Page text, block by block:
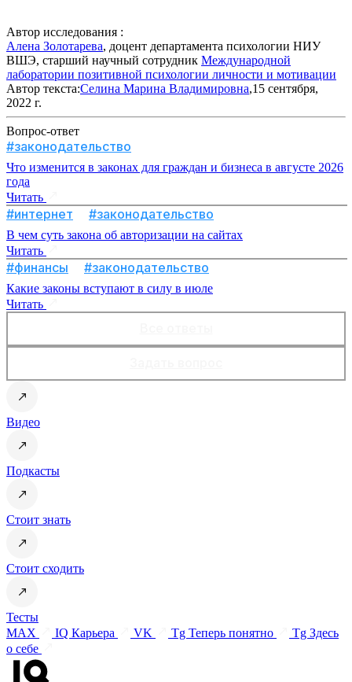
Автор исследования :
Алена Золотарева, доцент департамента психологии НИУ
ВШЭ, старший научный сотрудник Международной
лаборатории позитивной психологии личности и мотивации
Автор текста:Селина Марина Владимировна,15 сентября,
2022 г.
Вопрос-ответ
#законодательство
Что изменится в законах для граждан и бизнеса в августе 2026
года
Читать
#интернет #законодательство
В чем суть закона об авторизации на сайтах
Читать
#финансы #законодательство
Какие законы вступают в силу в июле
Читать
Видео
Подкасты
Стоит знать
Стоит сходить
Тесты
MAX
IQ Карьера VK Tg Теперь понятно
Tg Здесь
о себе